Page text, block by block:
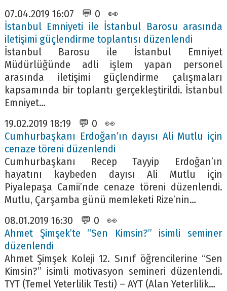
07.04.2019 16:07 💬 0 👀
İstanbul Emniyeti ile İstanbul Barosu arasında
iletişimi güçlendirme toplantısı düzenlendi
İstanbul Barosu ile İstanbul Emniyet
Müdürlüğünde adli işlem yapan personel
arasında iletişimi güçlendirme çalışmaları
kapsamında bir toplantı gerçekleştirildi. İstanbul
Emniyet…
19.02.2019 18:19 💬 0 👀
Cumhurbaşkanı Erdoğan’ın dayısı Ali Mutlu için
cenaze töreni düzenlendi
Cumhurbaşkanı Recep Tayyip Erdoğan’ın
hayatını kaybeden dayısı Ali Mutlu için
Piyalepaşa Camii’nde cenaze töreni düzenlendi.
Mutlu, Çarşamba günü memleketi Rize’nin…
08.01.2019 16:30 💬 0 👀
Ahmet Şimşek’te “Sen Kimsin?” isimli seminer
düzenlendi
Ahmet Şimşek Koleji 12. Sınıf öğrencilerine “Sen
Kimsin?” isimli motivasyon semineri düzenlendi.
TYT (Temel Yeterlilik Testi) – AYT (Alan Yeterlilik…